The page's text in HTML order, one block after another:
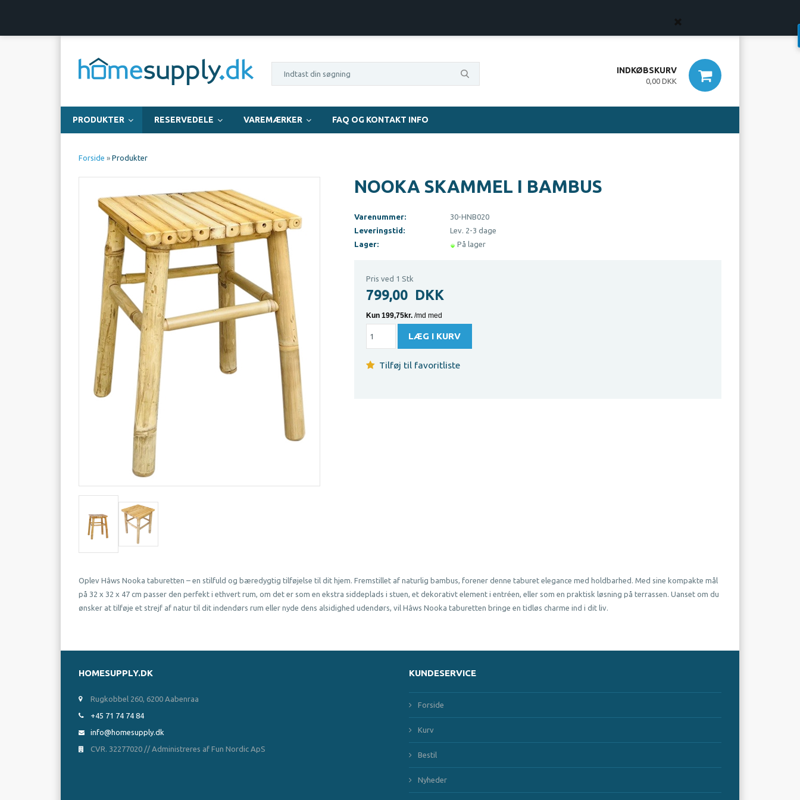
OBS! Din bestilling er først bindende, når vi har bekræftet din ordre.
INDKØBSKURV
0,00 DKK
PRODUKTER RESERVEDELE VAREMÆRKER FAQ OG KONTAKT INFO
Forside » Produkter
NOOKA SKAMMEL I BAMBUS
Varenummer:
30-HNB020
Leveringstid:
Lev. 2-3 dage
Lager:
På lager
Pris ved 1 Stk
799,00DKK
Tilføj til favoritliste
Oplev Hâws Nooka taburetten – en stilfuld og bæredygtig tilføjelse til dit hjem. Fremstillet af naturlig bambus, forener denne taburet elegance med holdbarhed. Med sine kompakte mål
på 32 x 32 x 47 cm passer den perfekt i ethvert rum, om det er som en ekstra siddeplads i stuen, et dekorativt element i entréen, eller som en praktisk løsning på terrassen. Uanset om du
ønsker at tilføje et strejf af natur til dit indendørs rum eller nyde dens alsidighed udendørs, vil Hâws Nooka taburetten bringe en tidløs charme ind i dit liv.
HOMESUPPLY.DK
Rugkobbel 260, 6200 Aabenraa
+45 71 74 74 84
info@homesupply.dk
CVR. 32277020 // Administreres af Fun Nordic ApS
KUNDESERVICE
Forside
Kurv
Bestil
Nyheder